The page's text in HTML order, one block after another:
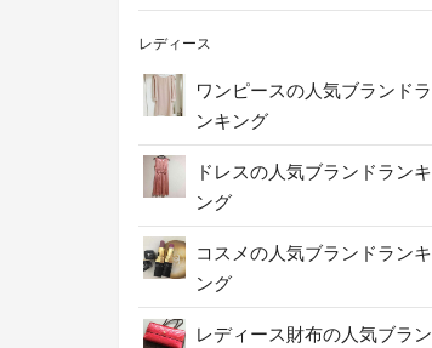
レディース
ワンピースの人気ブランドラ
ンキング
ドレスの人気ブランドランキ
ング
コスメの人気ブランドランキ
ング
レディース財布の人気ブラン